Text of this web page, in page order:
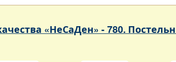
«НеСаДен» - 780.